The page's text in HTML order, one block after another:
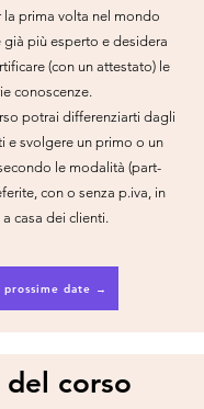
prima volta nel mondo
già più esperto e desidera
(con un attestato) le
conoscenze.
potrai differenziarti dagli
e svolgere un primo o un
le modalità (part-
con o senza p.iva, in
casa dei clienti.
date →
corso